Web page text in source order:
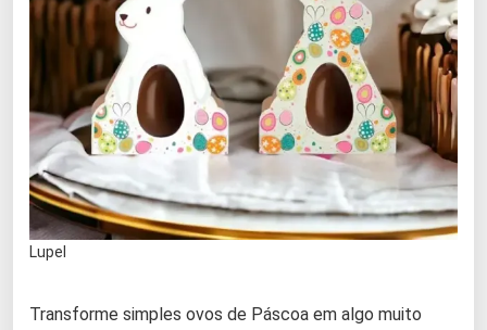
Lupel
Transforme simples ovos de Páscoa em algo muito